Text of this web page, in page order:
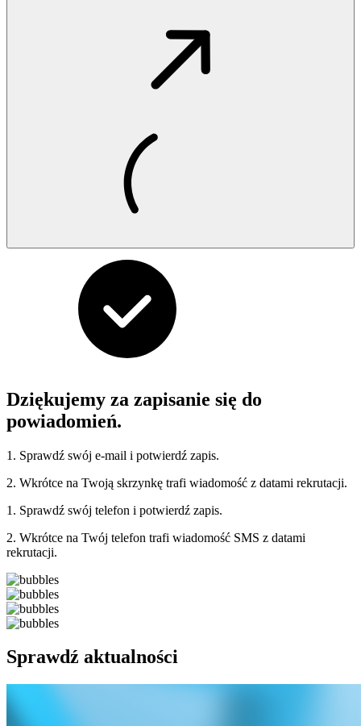
Dziękujemy za zapisanie się do
powiadomień.
1. Sprawdź swój e-mail i potwierdź zapis.
2. Wkrótce na Twoją skrzynkę trafi wiadomość z datami rekrutacji.
1. Sprawdź swój telefon i potwierdź zapis.
2. Wkrótce na Twój telefon trafi wiadomość SMS z datami
rekrutacji.
Sprawdź aktualności